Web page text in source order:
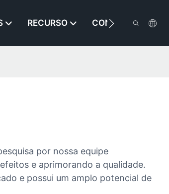
RECURSO CONTATE-NOS
por nossa equipe
e aprimorando a qualidade.
e possui um amplo potencial de